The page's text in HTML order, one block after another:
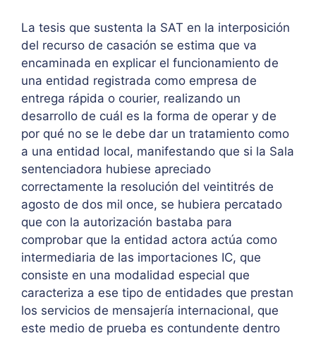
La tesis que sustenta la SAT en la interposición
del recurso de casación se estima que va
encaminada en explicar el funcionamiento de
una entidad registrada como empresa de
entrega rápida o courier, realizando un
desarrollo de cuál es la forma de operar y de
por qué no se le debe dar un tratamiento como
a una entidad local, manifestando que si la Sala
sentenciadora hubiese apreciado
correctamente la resolución del veintitrés de
agosto de dos mil once, se hubiera percatado
que con la autorización bastaba para
comprobar que la entidad actora actúa como
intermediaria de las importaciones IC, que
consiste en una modalidad especial que
caracteriza a ese tipo de entidades que prestan
los servicios de mensajería internacional, que
este medio de prueba es contundente dentro